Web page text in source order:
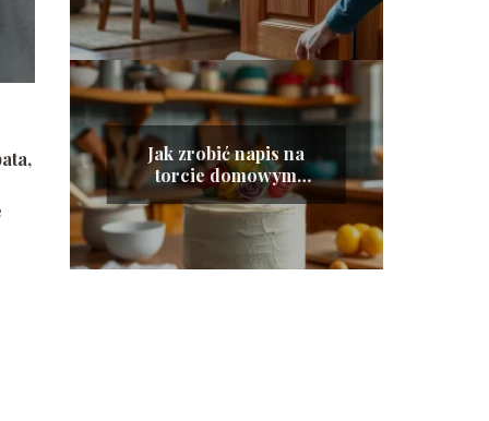
Jak zrobić napis na
torcie domowym
sposobem?